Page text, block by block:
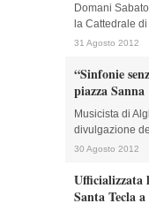
Domani
la Cattedrale
31 Agosto 2012
“Sinfonie
piazza Sanna
Musicista di
divulgazione
30 Agosto 2012
Ufficializzata
Santa Tecla